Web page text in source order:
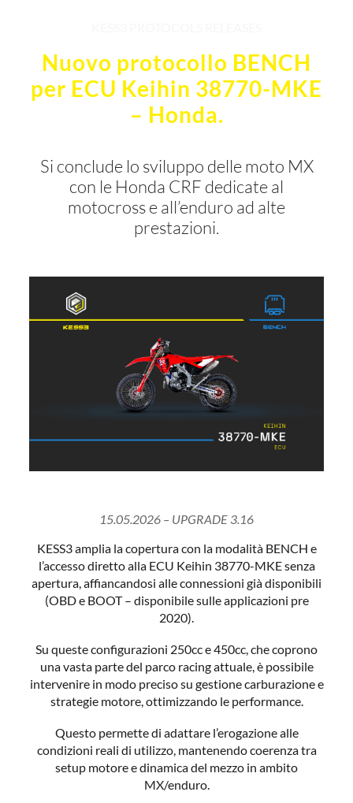
Nuovo protocollo BENCH
per ECU Keihin 38770-MKE
– Honda.
Si conclude lo sviluppo delle moto MX
con le Honda CRF dedicate al
motocross e all’enduro ad alte
prestazioni.
15.05.2026 – UPGRADE 3.16
KESS3 amplia la copertura con la modalità BENCH e
l’accesso diretto alla ECU Keihin 38770-MKE senza
apertura, affiancandosi alle connessioni già disponibili
(OBD e BOOT – disponibile sulle applicazioni pre
2020).
Su queste configurazioni 250cc e 450cc, che coprono
una vasta parte del parco racing attuale, è possibile
intervenire in modo preciso su gestione carburazione e
strategie motore, ottimizzando le performance.
Questo permette di adattare l’erogazione alle
condizioni reali di utilizzo, mantenendo coerenza tra
setup motore e dinamica del mezzo in ambito
MX/enduro.